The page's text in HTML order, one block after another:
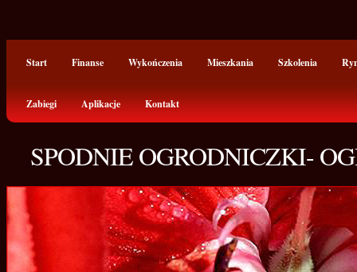
Start Finanse Wykończenia Mieszkania Szkolenia
Zabiegi Aplikacje Kontakt
SPODNIE OGRODNICZKI-